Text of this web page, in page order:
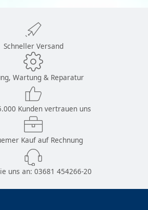
Schneller Versand
Wartung & Reparatur
Kunden vertrauen uns
Kauf auf Rechnung
uns an: 03681 454266-20